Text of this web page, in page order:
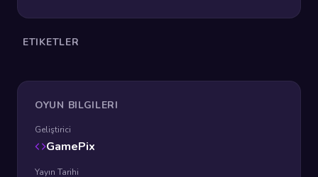
ETIKETLER
OYUN BILGILERI
Geliştirici
GamePix
Yayın Tarihi